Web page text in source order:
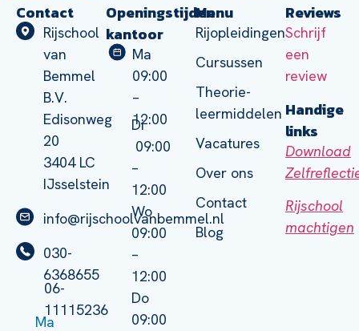
Contact
Rijschool
van
Bemmel
B.V.
Edisonweg
20
3404 LC
IJsselstein
info@rijschoolvanbemmel.nl
030-
6368655
06-
11115236
Ma
Openingstijden
kantoor
Ma
09:00
–
12:00
Di
09:00
–
12:00
Wo
09:00
–
12:00
Do
09:00
Menu
Rijopleidingen
Cursussen
Theorie-
leermiddelen
Vacatures
Over ons
Contact
Blog
Reviews
Schrijf
een
review
Handige
links
Download
Rijschool
machtigen